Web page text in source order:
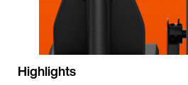
Highlights